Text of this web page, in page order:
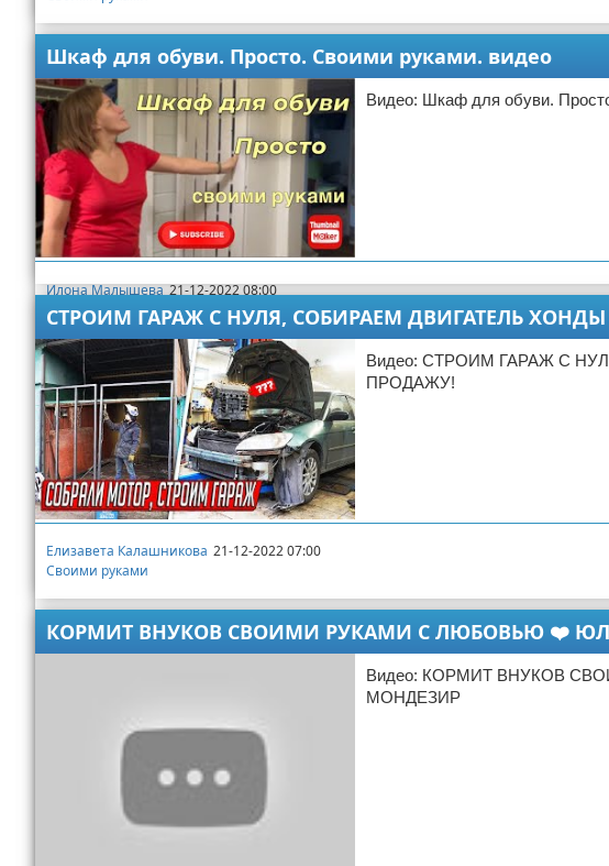
Шкаф для обуви. Просто. Своими руками. видео
Видео: Шкаф для обуви.
Илона Малышева 21-12-2022 08:00
Своими руками
СТРОИМ ГАРАЖ С НУЛЯ, СОБИРАЕМ ДВИГАТЕЛЬ
Видео: СТРОИМ ГАРАЖ С
ПРОДАЖУ!
Елизавета Калашникова 21-12-2022 07:00
Своими руками
КОРМИТ ВНУКОВ СВОИМИ РУКАМИ С ЛЮБОВЬЮ ❤️
Видео: КОРМИТ ВНУКОВ
МОНДЕЗИР